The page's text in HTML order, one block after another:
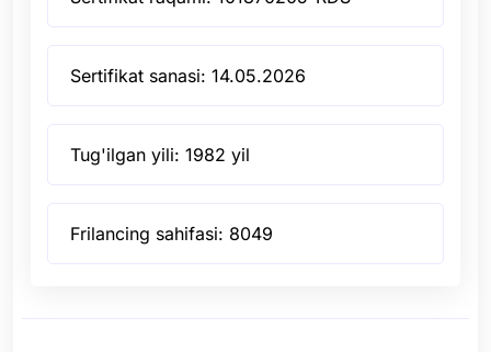
Sertifikat sanasi: 14.05.2026
Tug'ilgan yili: 1982 yil
Frilancing sahifasi: 8049